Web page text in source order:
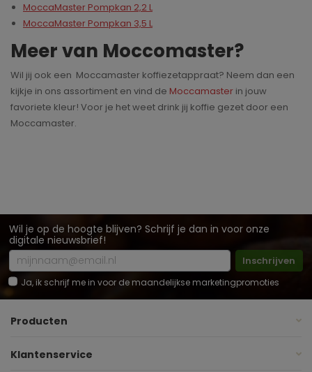
MoccaMaster Pompkan 2,2 L
MoccaMaster Pompkan 3,5 L
Meer van Moccomaster?
Wil jij ook een Moccamaster koffiezetappraat? Neem dan een
kijkje in ons assortiment en vind de Moccamaster in jouw
favoriete kleur! Voor je het weet drink jij koffie gezet door een
Moccamaster.
Wil je op de hoogte blijven? Schrijf je dan in voor onze
digitale nieuwsbrief!
Inschrijven
Ja, ik schrijf me in voor de maandelijkse marketingpromoties
Producten
Klantenservice